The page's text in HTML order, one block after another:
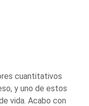
cuantitativos
y uno de estos
vida. Acabo con